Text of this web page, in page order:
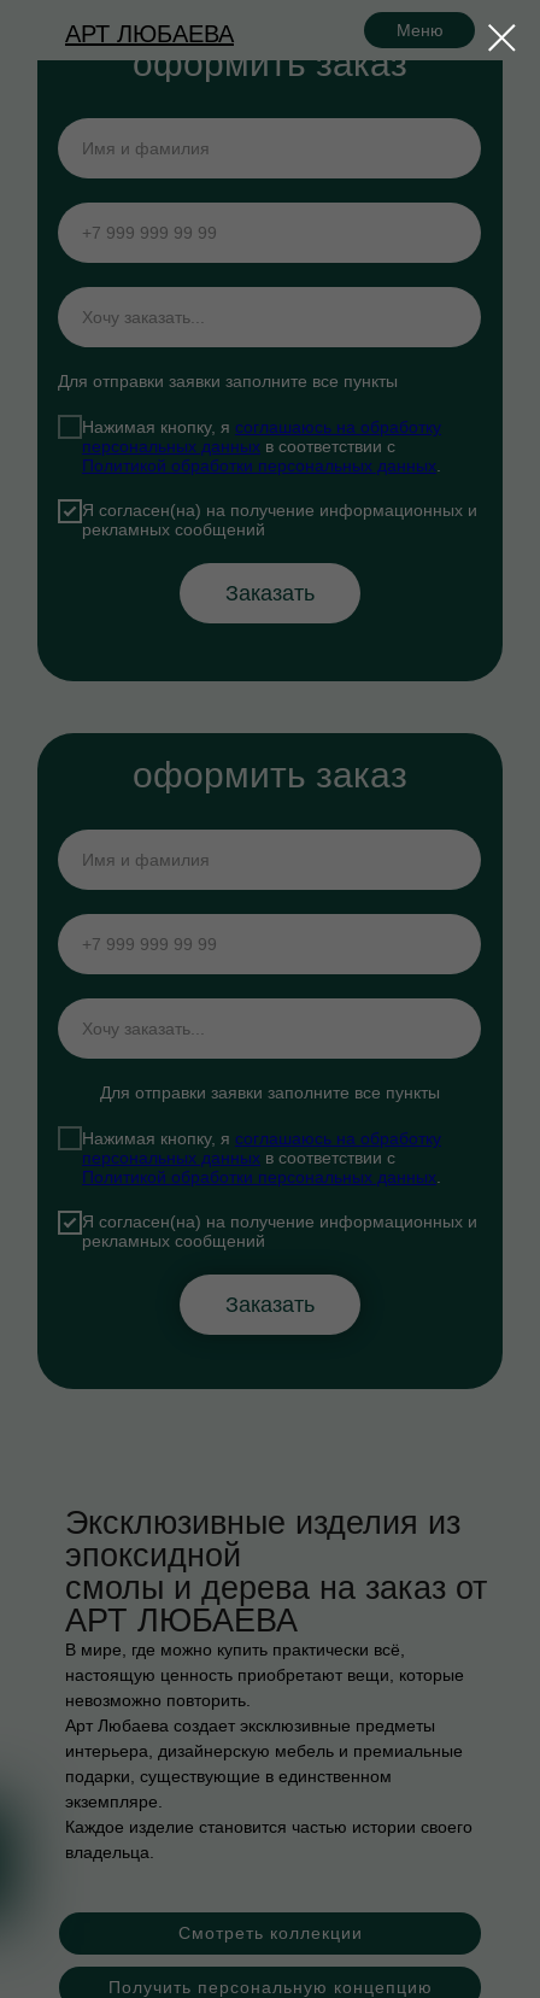
оформить заказ
Для отправки заявки заполните все пункты
Нажимая кнопку, я соглашаюсь на обработку
персональных данных в соответствии с
Политикой обработки персональных данных
Я согласен(на) на получение информационных и
рекламных сообщений
Заказать
оформить заказ
Для отправки заявки заполните все пункты
Нажимая кнопку, я соглашаюсь на обработку
персональных данных в соответствии с
Политикой обработки персональных данных
Я согласен(на) на получение информационных и
рекламных сообщений
Заказать
АРТ ЛЮБАЕВА Меню
Эксклюзивные изделия из
эпоксидной
смолы и дерева на заказ от
АРТ ЛЮБАЕВА
В мире, где можно купить практически всё,
настоящую ценность приобретают вещи, которые
невозможно повторить.
Арт Любаева создает эксклюзивные предметы
интерьера, дизайнерскую мебель и премиальные
подарки, существующие в единственном
экземпляре.
Каждое изделие становится частью истории своего
владельца.
Смотреть коллекции
Получить персональную концепцию